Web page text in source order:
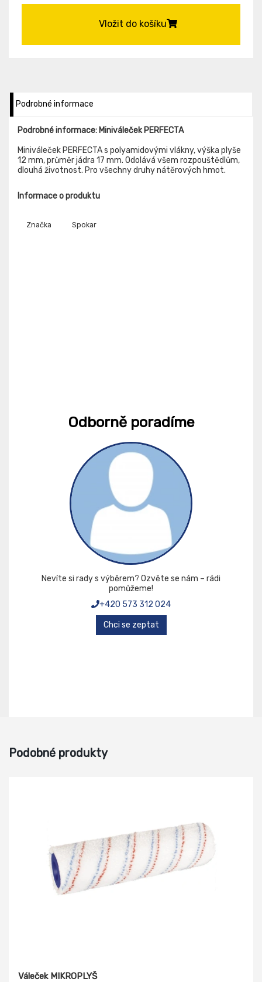
Vložit do košíku
Podrobné informace
Podrobné informace: Miniváleček PERFECTA
Miniváleček PERFECTA s polyamidovými vlákny, výška plyše
12 mm, průměr jádra 17 mm. Odolává všem rozpouštědlům,
dlouhá životnost. Pro všechny druhy nátěrových hmot.
Informace o produktu
Značka Spokar
Odborně poradíme
Nevíte si rady s výběrem? Ozvěte se nám – rádi
pomůžeme!
+420 573 312 024
Chci se zeptat
Podobné produkty
Váleček MIKROPLYŠ